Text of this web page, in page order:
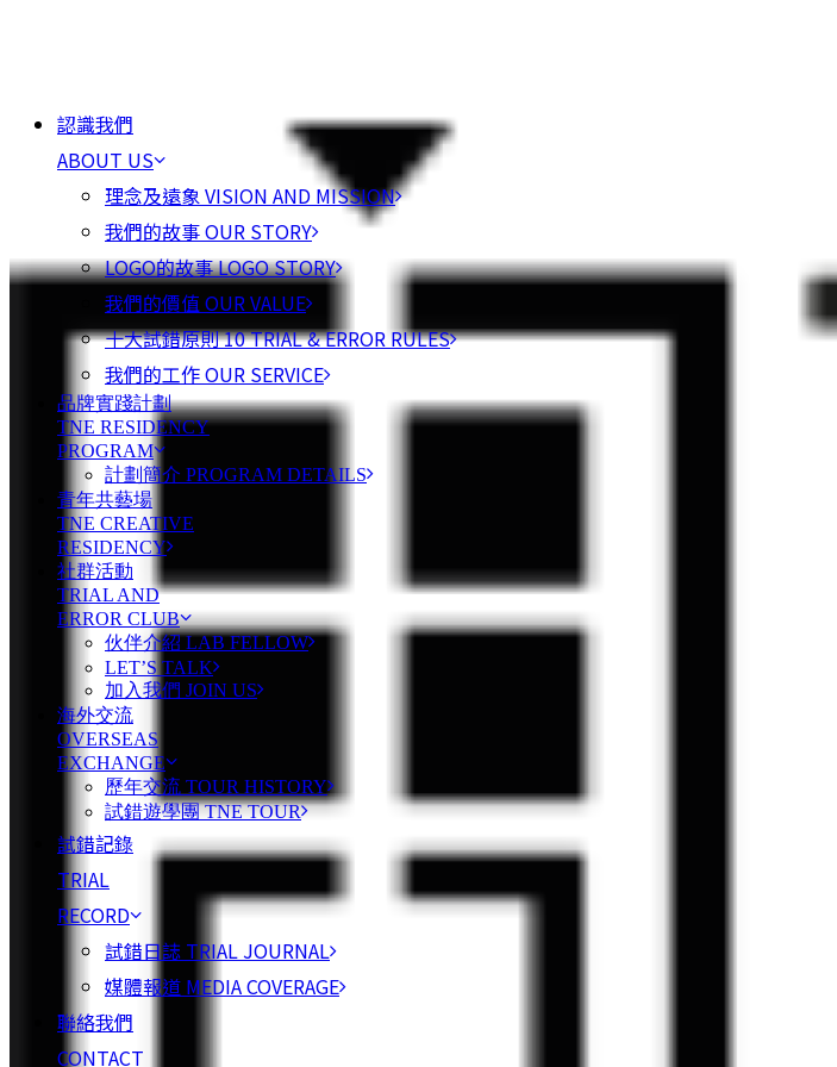
認識我們
ABOUT US
理念及遠象 VISION AND MISSION
我們的故事 OUR STORY
LOGO的故事 LOGO STORY
我們的價值 OUR VALUE
十大試錯原則 10 TRIAL & ERROR RULES
我們的工作 OUR SERVICE
品牌實踐計劃
TNE RESIDENCY
PROGRAM
計劃簡介 PROGRAM DETAILS
青年共藝場
TNE CREATIVE
RESIDENCY
社群活動
TRIAL AND
ERROR CLUB
伙伴介紹 LAB FELLOW
LET’S TALK
加入我們 JOIN US
海外交流
OVERSEAS
EXCHANGE
歷年交流 TOUR HISTORY
試錯遊學團 TNE TOUR
試錯記錄
TRIAL
RECORD
試錯日誌 TRIAL JOURNAL
媒體報道 MEDIA COVERAGE
聯絡我們
CONTACT